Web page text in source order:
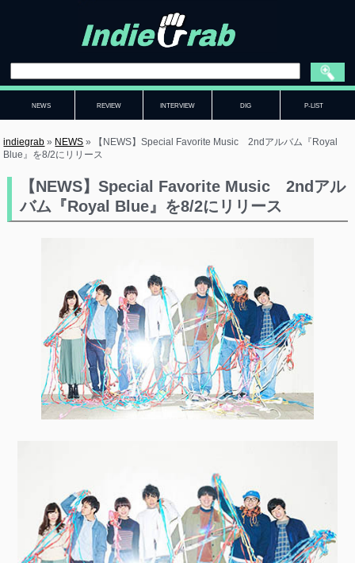
NEWS REVIEW INTERVIEW DIG P-LIST
indiegrab » NEWS »
【NEWS】Special Favorite Music 2ndアルバム『Royal
Blue』を8/2にリリース
【NEWS】Special Favorite Music 2ndアル
バム『Royal Blue』を8/2にリリース